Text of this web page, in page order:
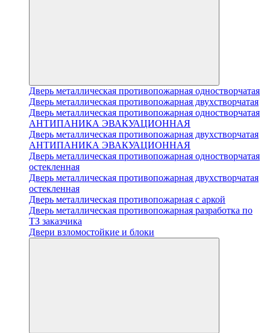
Дверь металлическая противопожарная одностворчатая
Дверь металлическая противопожарная двухстворчатая
Дверь металлическая противопожарная одностворчатая
АНТИПАНИКА ЭВАКУАЦИОННАЯ
Дверь металлическая противопожарная двухстворчатая
АНТИПАНИКА ЭВАКУАЦИОННАЯ
Дверь металлическая противопожарная одностворчатая
остекленная
Дверь металлическая противопожарная двухстворчатая
остекленная
Дверь металлическая противопожарная с аркой
Дверь металлическая противопожарная разработка по
ТЗ заказчика
Двери взломостойкие и блоки